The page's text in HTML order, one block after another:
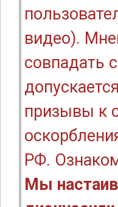
видео).
совпадать
призывы к
РФ.
Мы